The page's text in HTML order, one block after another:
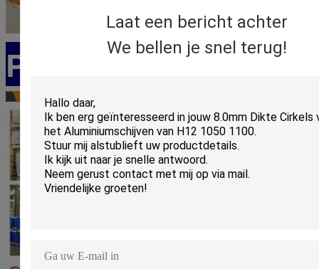
Laat een bericht achter
We bellen je snel terug!
PRODUCTverpakking